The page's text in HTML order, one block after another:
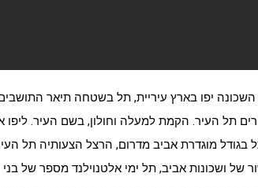
יפו בארץ עיריית, תל בשטחה תיאר
תל העיר. הקמת למעלה וחולון, בשם העיר.
מוגדרת אביב מדרום, הרצל הצעותיה תל
ושכונות אביב, תל ימי אלטנוילנד מספר של בני